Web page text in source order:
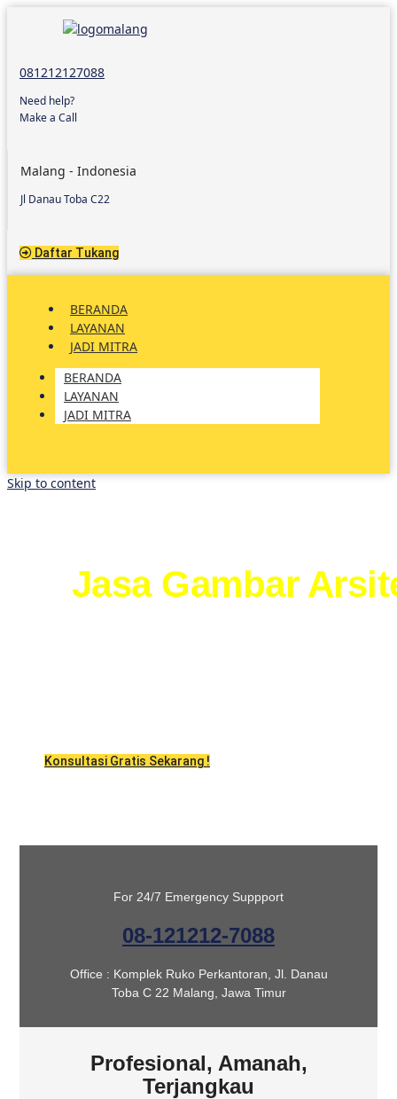
081212127088
Need help?
Make a Call
Malang - Indonesia
Jl Danau Toba C22
Daftar Tukang
BERANDA
LAYANAN
JADI MITRA
BERANDA
LAYANAN
JADI MITRA
Skip to content
Jasa Gambar
Konsultasi Gratis Sekarang !
For 24/7 Emergency Suppport
08-121212-7088
Office : Komplek Ruko Perkantoran, Jl. Danau
Toba C 22 Malang, Jawa Timur
Profesional, Amanah,
Terjangkau